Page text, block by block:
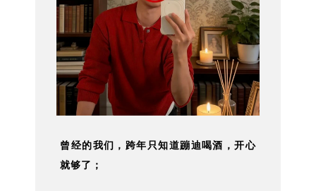
曾经的我们，跨年只知道蹦迪喝酒，开心
就够了；